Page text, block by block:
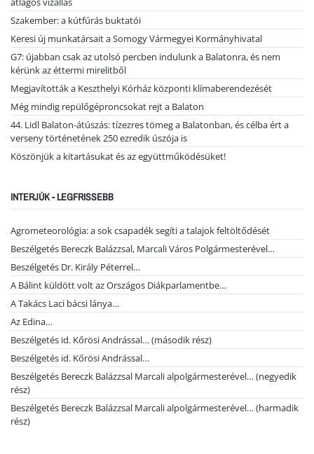
Szakember: a kútfúrás buktatói
Keresi új munkatársait a Somogy Vármegyei Kormányhivatal
G7: újabban csak az utolsó percben indulunk a Balatonra, és nem
kérünk az éttermi mirelitből
Megjavították a Keszthelyi Kórház központi klímaberendezését
Még mindig repülőgéproncsokat rejt a Balaton
44. Lidl Balaton-átúszás: tízezres tömeg a Balatonban, és célba ért a
verseny történetének 250 ezredik úszója is
Köszönjük a kitartásukat és az együttműködésüket!
INTERJÚK - LEGFRISSEBB
Agrometeorológia: a sok csapadék segíti a talajok feltöltődését
Beszélgetés Bereczk Balázzsal, Marcali Város Polgármesterével…
Beszélgetés Dr. Király Péterrel…
A Bálint küldött volt az Országos Diákparlamentbe…
A Takács Laci bácsi lánya…
Az Edina…
Beszélgetés id. Kőrösi Andrással… (második rész)
Beszélgetés id. Kőrösi Andrással…
Beszélgetés Bereczk Balázzsal Marcali alpolgármesterével… (negyedik
rész)
Beszélgetés Bereczk Balázzsal Marcali alpolgármesterével… (harmadik
rész)